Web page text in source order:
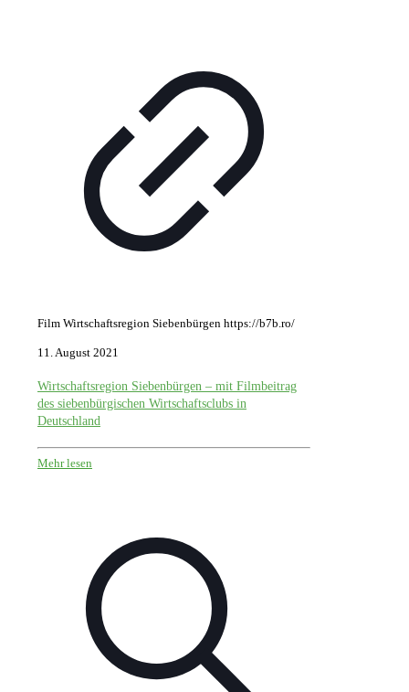
Film Wirtschaftsregion Siebenbürgen https://b7b.ro/
11. August 2021
Wirtschaftsregion Siebenbürgen – mit Filmbeitrag
des siebenbürgischen Wirtschaftsclubs in
Deutschland
Mehr lesen